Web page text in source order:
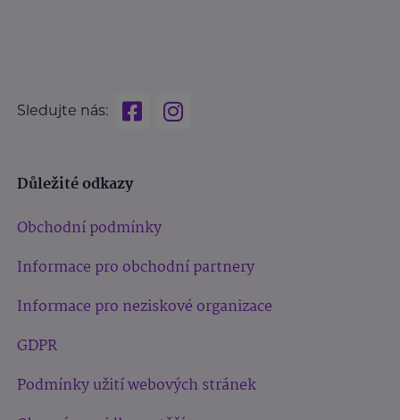
Sledujte nás:
Důležité odkazy
Obchodní podmínky
Informace pro obchodní partnery
Informace pro neziskové organizace
GDPR
Podmínky užití webových stránek